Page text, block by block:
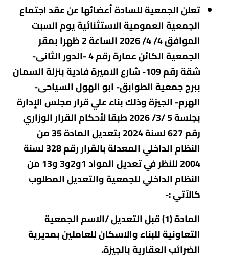
تعلن الجمعية للسادة أعضائها عن عقد اجتماع
الجمعية العمومية الاستثنائية يوم السبت
الموافق 4/ 4/ 2026 الساعة 2 ظهرا بمقر
الجمعية الكائن عمارة رقم 4 -الدور الثانى-
شقة رقم 109- شارع الاميرة فادية بنزلة السمان
ببرج جمعية الطوابق- ابو الهول السياحى-
الهرم- الجيزة وذلك بناء علي قرار مجلس الإدارة
بجلسة 5 /3/ 2026 طبقا لأحكام القرار الوزاري
رقم 627 لسنة 2024 بتعديل المادة 35 من
النظام الداخلي المعدلة بالقرار رقم 328 لسنة
2004 للنظر في تعديل المواد 1و2و3 و13 من
النظام الداخلي للجمعية والتعديل المطلوب
كالآتي :-
المادة (1) قبل التعديل /الاسم الجمعية
التعاونية للبناء والاسكان للعاملين بمديرية
الضرائب العقارية بالجيزة.